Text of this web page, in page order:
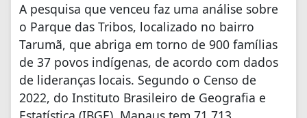
A pesquisa que venceu faz uma análise sobre
o Parque das Tribos, localizado no bairro
Tarumã, que abriga em torno de 900 famílias
de 37 povos indígenas, de acordo com dados
de lideranças locais. Segundo o Censo de
2022, do Instituto Brasileiro de Geografia e